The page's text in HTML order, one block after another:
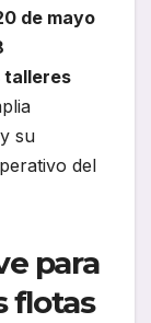
de mayo
talleres
su
del
para
flotas